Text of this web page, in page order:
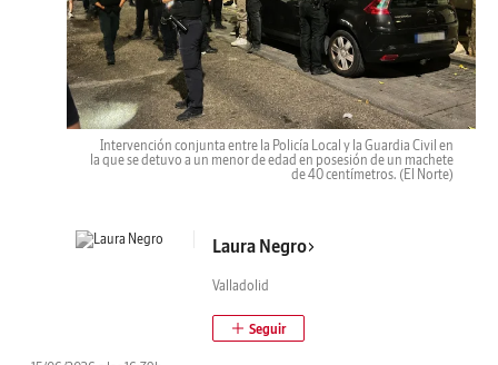
Intervención conjunta entre la Policía Local y la Guardia Civil en
la que se detuvo a un menor de edad en posesión de un machete
de 40 centímetros. (El Norte)
Laura Negro
Valladolid